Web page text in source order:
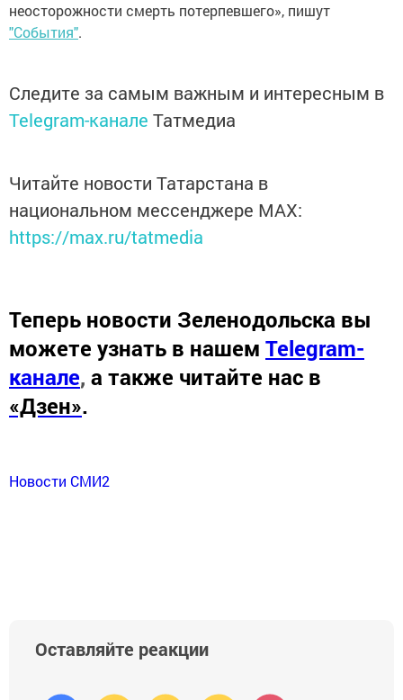
неосторожности смерть потерпевшего», пишут
"События".
Следите за самым важным и интересным в
Telegram-канале Татмедиа
Читайте новости Татарстана в
национальном мессенджере MАХ:
https://max.ru/tatmedia
Теперь новости Зеленодольска вы
можете узнать в нашем Telegram-
канале, а также читайте нас в
«Дзен».
Новости СМИ2
Оставляйте реакции